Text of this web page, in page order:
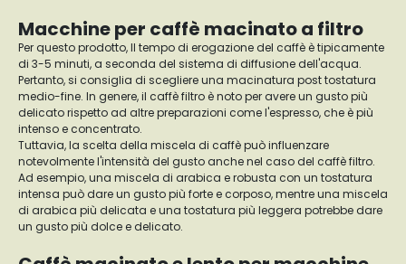
Macchine per caffè macinato a filtro
Per questo prodotto, Il tempo di erogazione del caffè è tipicamente
di 3-5 minuti, a seconda del sistema di diffusione dell'acqua.
Pertanto, si consiglia di scegliere una macinatura post tostatura
medio-fine. In genere, il caffè filtro è noto per avere un gusto più
delicato rispetto ad altre preparazioni come l'espresso, che è più
intenso e concentrato.
Tuttavia, la scelta della miscela di caffè può influenzare
notevolmente l'intensità del gusto anche nel caso del caffè filtro.
Ad esempio, una miscela di arabica e robusta con un tostatura
intensa può dare un gusto più forte e corposo, mentre una miscela
di arabica più delicata e una tostatura più leggera potrebbe dare
un gusto più dolce e delicato.